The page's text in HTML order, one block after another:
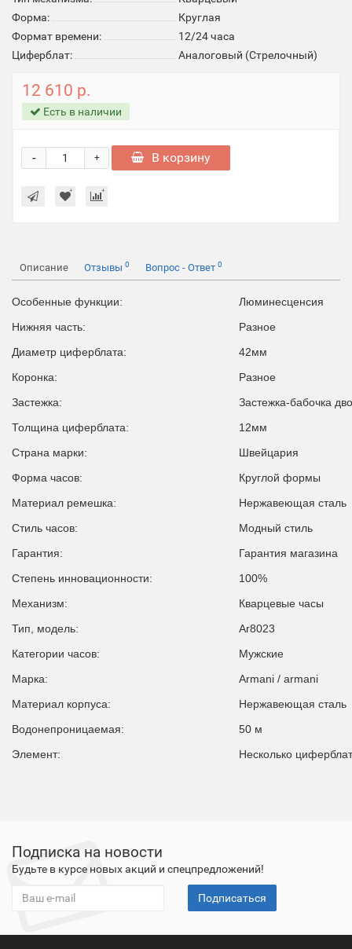
Форма:
Круглая
Формат времени:
12/24 часа
Циферблат:
Аналоговый (Стрелочный)
12 610 р.
Есть в наличии
+
- В корзину
Описание Отзывы 0 Вопрос - Ответ 0
Особенные функции:
Люминесценсия
Нижняя часть:
Разное
Диаметр циферблата:
42мм
Коронка:
Разное
Застежка:
Застежка-бабочка
Толщина циферблата:
12мм
Страна марки:
Швейцария
Форма часов:
Круглой формы
Материал ремешка:
Нержавеющая сталь
Стиль часов:
Модный стиль
Гарантия:
Гарантия магазина
Степень инновационности:
100%
Механизм:
Кварцевые часы
Тип, модель:
Ar8023
Категории часов:
Мужские
Марка:
Armani / armani
Материал корпуса:
Нержавеющая сталь
Водонепроницаемая:
50 м
Элемент:
Несколько
Подписка на новости
Будьте в курсе новых акций и спецпредложений!
Подписаться